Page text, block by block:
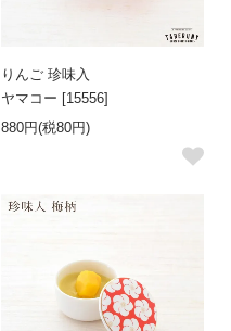
りんご 珍味入
ヤマコー [15556]
880円(税80円)